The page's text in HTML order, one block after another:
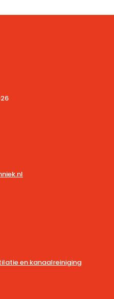
en kanaalreiniging